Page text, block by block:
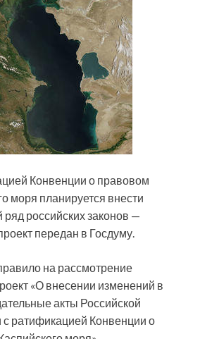
Конвенции о правовом
моря планируется внести
российских законов —
передан в Госдуму.
на рассмотрение
«О внесении изменений в
акты Российской
ратификацией Конвенции о